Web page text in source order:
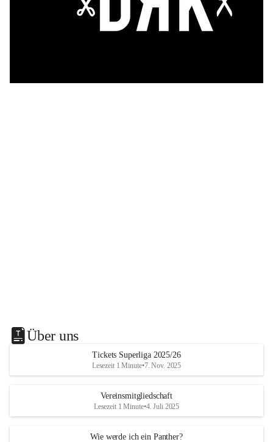
Über uns
Tickets Superliga 2025/26
Lesezeit 1 Minute•7. Nov. 2025
Vereinsmitgliedschaft
Lesezeit 1 Minute•4. Juli 2025
Wie werde ich ein Panther?